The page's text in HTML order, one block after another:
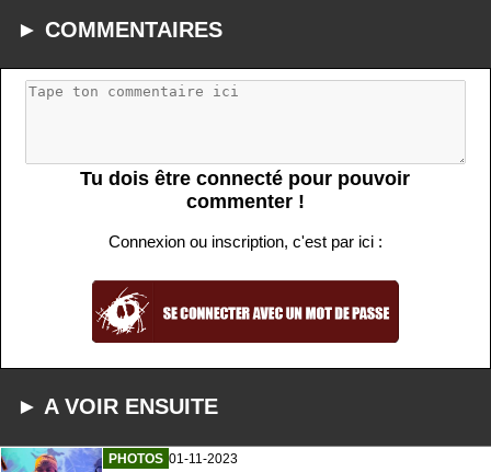
► COMMENTAIRES
Tu dois être connecté pour pouvoir
commenter !
Connexion ou inscription, c'est par ici :
► A VOIR ENSUITE
PHOTOS 01-11-2023